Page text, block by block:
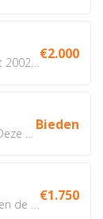
€2.000
Bieden
€1.750